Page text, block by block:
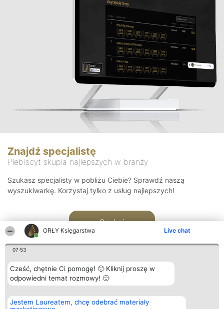
ORŁY Księgarstwa Live chat
07:53
Cześć, chętnie Ci pomogę! 🙂 Kliknij proszę w
odpowiedni temat rozmowy! 🙂
Jestem Laureatem, chcę odebrać materiały
Znajdź specjalistę
Plebiscyt skupia najlepszych w branży
Szukasz specjalisty w pobliżu Ciebie? Sprawdź naszą
wyszukiwarkę. Korzystaj tylko z usług najlepszych!
Szukaj
Organizator plebiscytu
Bright Side Solutions sp. z o.
Plebiscyt
Laureaci
Kontakt
Kontakt